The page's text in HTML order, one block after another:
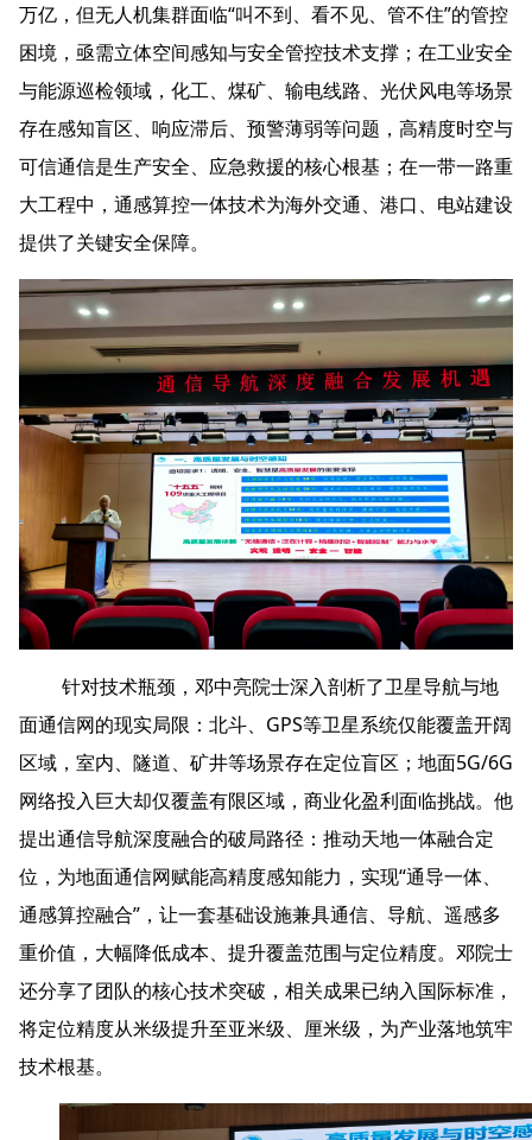
万亿，但无人机集群面临“叫不到、看不见、管不住”的管控
困境，亟需立体空间感知与安全管控技术支撑；在工业安全
与能源巡检领域，化工、煤矿、输电线路、光伏风电等场景
存在感知盲区、响应滞后、预警薄弱等问题，高精度时空与
可信通信是生产安全、应急救援的核心根基；在一带一路重
大工程中，通感算控一体技术为海外交通、港口、电站建设
提供了关键安全保障。
面通信网的现实局限：北斗、GPS等卫星系统仅能覆盖开阔
区域，室内、隧道、矿井等场景存在定位盲区；地面5G/6G
网络投入巨大却仅覆盖有限区域，商业化盈利面临挑战。他
提出通信导航深度融合的破局路径：推动天地一体融合定
位，为地面通信网赋能高精度感知能力，实现“通导一体、
通感算控融合”，让一套基础设施兼具通信、导航、遥感多
重价值，大幅降低成本、提升覆盖范围与定位精度。邓院士
还分享了团队的核心技术突破，相关成果已纳入国际标准，
将定位精度从米级提升至亚米级、厘米级，为产业落地筑牢
技术根基。